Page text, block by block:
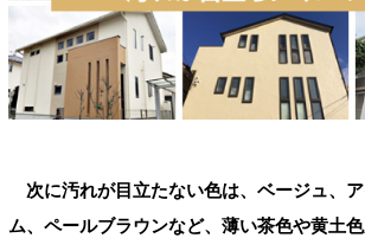
次に汚れが目立たない色は、ベージュ、
ム、ペールブラウンなど、薄い茶色や黄土